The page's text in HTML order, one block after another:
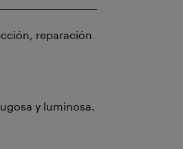
reparación
y luminosa.